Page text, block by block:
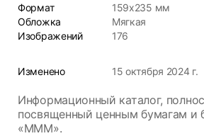
Формат
159x235 мм
Обложка
Мягкая
Изображений
176
Изменено 15 октября 2024 г.
Информационный каталог,
посвященный ценным бумагам и
«МММ».